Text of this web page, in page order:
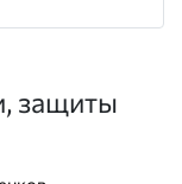
защиты